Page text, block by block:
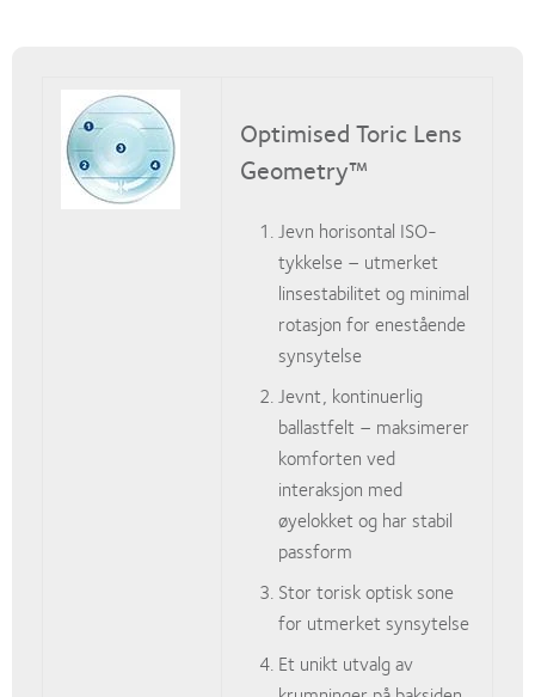
Optimised Toric Lens
Geometry™
Jevn horisontal ISO-
tykkelse – utmerket
linsestabilitet og minimal
rotasjon for enestående
synsytelse
Jevnt, kontinuerlig
ballastfelt – maksimerer
komforten ved
interaksjon med
øyelokket og har stabil
passform
Stor torisk optisk sone
for utmerket synsytelse
Et unikt utvalg av